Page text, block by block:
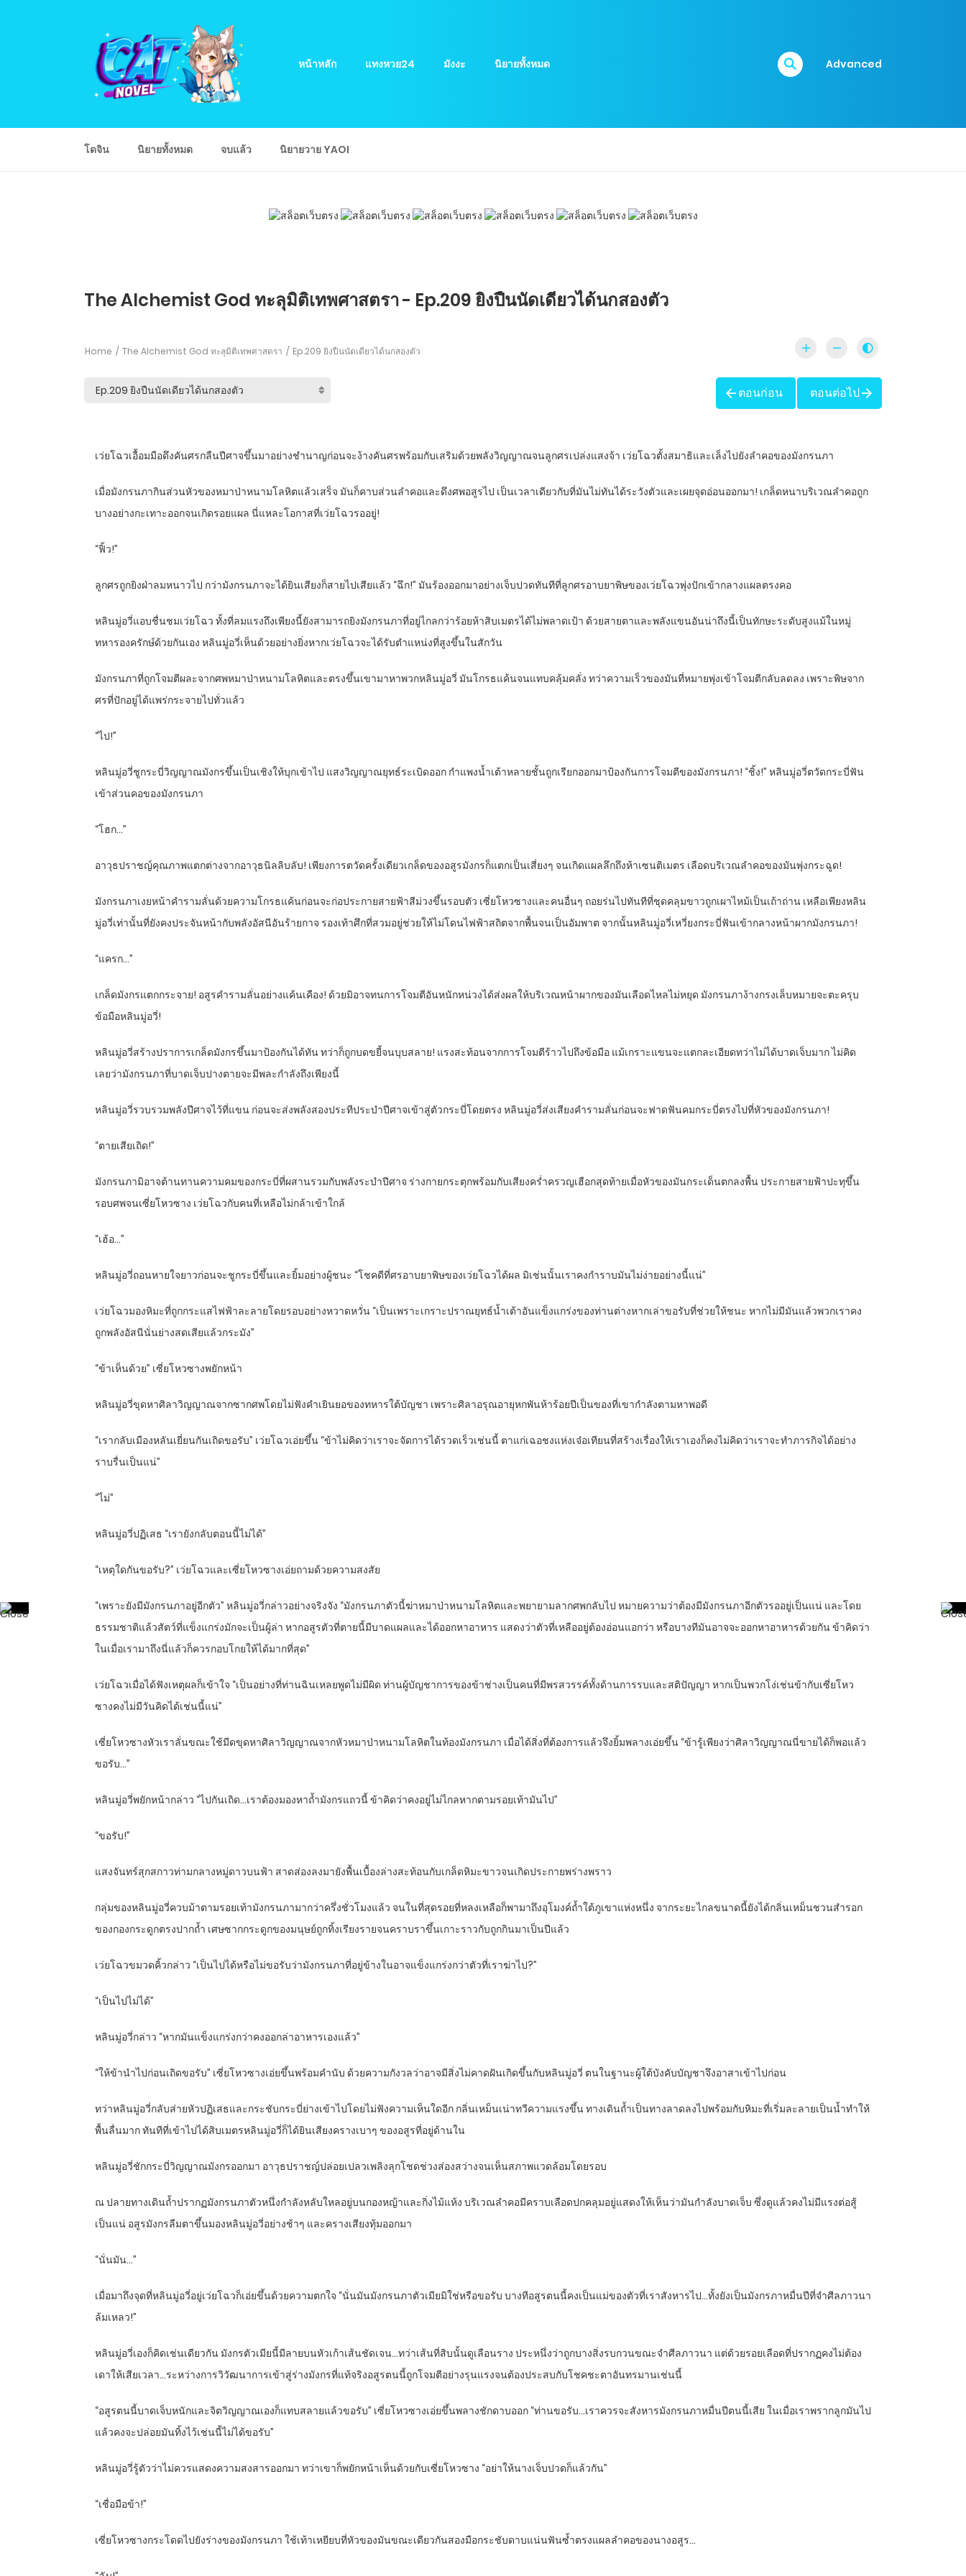
หน้าหลัก แทงหวย24 มังงะ นิยายทั้งหมด Advanced
โดจิน นิยายทั้งหมด จบแล้ว นิยายวาย YAOI
The Alchemist God ทะลุมิติเทพศาสตรา - Ep.209 ยิงปืนนัดเดียวได้นกสองตัว
Home The Alchemist God ทะลุมิติเทพศาสตรา Ep.209 ยิงปืนนัดเดียวได้นกสองตัว
ตอนก่อน ตอนต่อไป
เว่ยโฉวเอื้อมมือดึงคันศรกลืนปีศาจขึ้นมาอย่างชำนาญก่อนจะง้างคันศรพร้อมกับเสริมด้วยพลังวิญญาณจนลูกศรเปล่งแสงจ้า เว่ยโฉวตั้งสมาธิและเล็งไปยังลำคอของมังกรนภา
เมื่อมังกรนภากินส่วนหัวของหมาป่าหนามโลหิตแล้วเสร็จ มันก็คาบส่วนลำคอและดึงศพอสูรไป เป็นเวลาเดียวกับที่มันไม่ทันได้ระวังตัวและเผยจุดอ่อนออกมา! เกล็ดหนาบริเวณลำคอถูก
บางอย่างกะเทาะออกจนเกิดรอยแผล นี่แหละโอกาสที่เว่ยโฉวรออยู่!
“ฟิ้ว!”
ลูกศรถูกยิงฝ่าลมหนาวไป กว่ามังกรนภาจะได้ยินเสียงก็สายไปเสียแล้ว “ฉึก!” มันร้องออกมาอย่างเจ็บปวดทันทีที่ลูกศรอาบยาพิษของเว่ยโฉวพุ่งปักเข้ากลางแผลตรงคอ
หลินมู่อวี่แอบชื่นชมเว่ยโฉว ทั้งที่ลมแรงถึงเพียงนี้ยังสามารถยิงมังกรนภาที่อยู่ไกลกว่าร้อยห้าสิบเมตรได้ไม่พลาดเป้า ด้วยสายตาและพลังแขนอันน่าถึงนี้เป็นทักษะระดับสูงแม้ในหมู่
ทหารองครักษ์ด้วยกันเอง หลินมู่อวี่เห็นด้วยอย่างยิ่งหากเว่ยโฉวจะได้รับตำแหน่งที่สูงขึ้นในสักวัน
มังกรนภาที่ถูกโจมตีผละจากศพหมาป่าหนามโลหิตและตรงขึ้นเขามาหาพวกหลินมู่อวี่ มันโกรธแค้นจนแทบคลุ้มคลั่ง ทว่าความเร็วของมันที่หมายพุ่งเข้าโจมตีกลับลดลง เพราะพิษจาก
ศรที่ปักอยู่ได้แพร่กระจายไปทั่วแล้ว
“ไป!”
หลินมู่อวี่ชูกระบี่วิญญาณมังกรขึ้นเป็นเชิงให้บุกเข้าไป แสงวิญญาณยุทธ์ระเบิดออก กำแพงน้ำเต้าหลายชั้นถูกเรียกออกมาป้องกันการโจมตีของมังกรนภา! “ชิ้ง!” หลินมู่อวี่ตวัดกระบี่ฟัน
เข้าส่วนคอของมังกรนภา
“โฮก…”
อาวุธปราชญ์คุณภาพแตกต่างจากอาวุธนิลลิบลับ! เพียงการตวัดครั้งเดียวเกล็ดของอสูรมังกรก็แตกเป็นเสี่ยงๆ จนเกิดแผลลึกถึงห้าเซนติเมตร เลือดบริเวณลำคอของมันพุ่งกระฉูด!
มังกรนภาเงยหน้าคำรามลั่นด้วยความโกรธแค้นก่อนจะก่อประกายสายฟ้าสีม่วงขึ้นรอบตัว เซี่ยโหวซางและคนอื่นๆ ถอยร่นไปทันทีที่ชุดคลุมขาวถูกเผาไหม้เป็นเถ้าถ่าน เหลือเพียงหลิน
มู่อวี่เท่านั้นที่ยังคงประจันหน้ากับพลังอัสนีอันร้ายกาจ รองเท้าศึกที่สวมอยู่ช่วยให้ไม่โดนไฟฟ้าสถิตจากพื้นจนเป็นอัมพาต จากนั้นหลินมู่อวี่เหวี่ยงกระบี่ฟันเข้ากลางหน้าผากมังกรนภา!
“แครก…”
เกล็ดมังกรแตกกระจาย! อสูรคำรามลั่นอย่างแค้นเคือง! ด้วยมิอาจทนการโจมตีอันหนักหน่วงได้ส่งผลให้บริเวณหน้าผากของมันเลือดไหลไม่หยุด มังกรนภาง้างกรงเล็บหมายจะตะครุบ
ข้อมือหลินมู่อวี่!
หลินมู่อวี่สร้างปราการเกล็ดมังกรขึ้นมาป้องกันได้ทัน ทว่าก็ถูกบดขยี้จนบุบสลาย! แรงสะท้อนจากการโจมตีร้าวไปถึงข้อมือ แม้เกราะแขนจะแตกละเอียดทว่าไม่ได้บาดเจ็บมาก ไม่คิด
เลยว่ามังกรนภาที่บาดเจ็บปางตายจะมีพละกำลังถึงเพียงนี้
หลินมู่อวี่รวบรวมพลังปีศาจไว้ที่แขน ก่อนจะส่งพลังสองประทีประบำปีศาจเข้าสู่ตัวกระบี่โดยตรง หลินมู่อวี่ส่งเสียงคำรามลั่นก่อนจะฟาดฟันคมกระบี่ตรงไปที่หัวของมังกรนภา!
“ตายเสียเถิด!”
มังกรนภามิอาจต้านทานความคมของกระบี่ที่ผสานรวมกับพลังระบำปีศาจ ร่างกายกระตุกพร้อมกับเสียงคร่ำครวญเฮือกสุดท้ายเมื่อหัวของมันกระเด็นตกลงพื้น ประกายสายฟ้าปะทุขึ้น
รอบศพจนเซี่ยโหวซาง เว่ยโฉวกับคนที่เหลือไม่กล้าเข้าใกล้
“เฮ้อ…”
หลินมู่อวี่ถอนหายใจยาวก่อนจะชูกระบี่ขึ้นและยิ้มอย่างผู้ชนะ “โชคดีที่ศรอาบยาพิษของเว่ยโฉวได้ผล มิเช่นนั้นเราคงกำราบมันไม่ง่ายอย่างนี้แน่”
เว่ยโฉวมองหิมะที่ถูกกระแสไฟฟ้าละลายโดยรอบอย่างหวาดหวั่น “เป็นเพราะเกราะปราณยุทธ์น้ำเต้าอันแข็งแกร่งของท่านต่างหากเล่าขอรับที่ช่วยให้ชนะ หากไม่มีมันแล้วพวกเราคง
ถูกพลังอัสนีนั่นย่างสดเสียแล้วกระมัง”
“ข้าเห็นด้วย” เซี่ยโหวซางพยักหน้า
หลินมู่อวี่ขุดหาศิลาวิญญาณจากซากศพโดยไม่ฟังคำเยินยอของทหารใต้บัญชา เพราะศิลาอรุณอายุหกพันห้าร้อยปีเป็นของที่เขากำลังตามหาพอดี
“เรากลับเมืองหลันเยี่ยนกันเถิดขอรับ” เว่ยโฉวเอ่ยขึ้น “ข้าไม่คิดว่าเราจะจัดการได้รวดเร็วเช่นนี้ ตาแก่เฉอชงแห่งเจ๋อเทียนที่สร้างเรื่องให้เราเองก็คงไม่คิดว่าเราจะทำภารกิจได้อย่าง
ราบรื่นเป็นแน่”
“ไม่”
หลินมู่อวี่ปฏิเสธ “เรายังกลับตอนนี้ไม่ได้”
“เหตุใดกันขอรับ?” เว่ยโฉวและเซี่ยโหวซางเอ่ยถามด้วยความสงสัย
“เพราะยังมีมังกรนภาอยู่อีกตัว” หลินมู่อวี่กล่าวอย่างจริงจัง “มังกรนภาตัวนี้ฆ่าหมาป่าหนามโลหิตและพยายามลากศพกลับไป หมายความว่าต้องมีมังกรนภาอีกตัวรออยู่เป็นแน่ และโดย
ธรรมชาติแล้วสัตว์ที่แข็งแกร่งมักจะเป็นผู้ล่า หากอสูรตัวที่ตายนี้มีบาดแผลและได้ออกหาอาหาร แสดงว่าตัวที่เหลืออยู่ต้องอ่อนแอกว่า หรือบางทีมันอาจจะออกหาอาหารด้วยกัน ข้าคิดว่า
ในเมื่อเรามาถึงนี่แล้วก็ควรกอบโกยให้ได้มากที่สุด”
เว่ยโฉวเมื่อได้ฟังเหตุผลก็เข้าใจ “เป็นอย่างที่ท่านฉินเหลยพูดไม่มีผิด ท่านผู้บัญชาการของข้าช่างเป็นคนที่มีพรสวรรค์ทั้งด้านการรบและสติปัญญา หากเป็นพวกโง่เช่นข้ากับเซี่ยโหว
ซางคงไม่มีวันคิดได้เช่นนี้แน่”
เซี่ยโหวซางหัวเราลั่นขณะใช้มีดขุดหาศิลาวิญญาณจากหัวหมาป่าหนามโลหิตในท้องมังกรนภา เมื่อได้สิ่งที่ต้องการแล้วจึงยิ้มพลางเอ่ยขึ้น “ข้ารู้เพียงว่าศิลาวิญญาณนี่ขายได้ก็พอแล้ว
ขอรับ…”
หลินมู่อวี่พยักหน้ากล่าว “ไปกันเถิด…เราต้องมองหาถ้ำมังกรแถวนี้ ข้าคิดว่าคงอยู่ไม่ไกลหากตามรอยเท้ามันไป”
“ขอรับ!”
แสงจันทร์สุกสกาวท่ามกลางหมู่ดาวบนฟ้า สาดส่องลงมายังพื้นเบื้องล่างสะท้อนกับเกล็ดหิมะขาวจนเกิดประกายพร่างพราว
กลุ่มของหลินมู่อวี่ควบม้าตามรอยเท้ามังกรนภามากว่าครึ่งชั่วโมงแล้ว จนในที่สุดรอยที่หลงเหลือก็พามาถึงอุโมงค์ถ้ำใต้ภูเขาแห่งหนึ่ง จากระยะไกลขนาดนี้ยังได้กลิ่นเหม็นชวนสำรอก
ของกองกระดูกตรงปากถ้ำ เศษซากกระดูกของมนุษย์ถูกทิ้งเรียงรายจนคราบราขึ้นเกาะราวกับถูกกินมาเป็นปีแล้ว
เว่ยโฉวขมวดคิ้วกล่าว “เป็นไปได้หรือไม่ขอรับว่ามังกรนภาที่อยู่ข้างในอาจแข็งแกร่งกว่าตัวที่เราฆ่าไป?”
“เป็นไปไม่ได้”
หลินมู่อวี่กล่าว “หากมันแข็งแกร่งกว่าคงออกล่าอาหารเองแล้ว”
“ให้ข้านำไปก่อนเถิดขอรับ” เซี่ยโหวซางเอ่ยขึ้นพร้อมคำนับ ด้วยความกังวลว่าอาจมีสิ่งไม่คาดฝันเกิดขึ้นกับหลินมู่อวี่ ตนในฐานะผู้ใต้บังคับบัญชาจึงอาสาเข้าไปก่อน
ทว่าหลินมู่อวี่กลับส่ายหัวปฏิเสธและกระชับกระบี่ย่างเข้าไปโดยไม่ฟังความเห็นใดอีก กลิ่นเหม็นเน่าทวีความแรงขึ้น ทางเดินถ้ำเป็นทางลาดลงไปพร้อมกับหิมะที่เริ่มละลายเป็นน้ำทำให้
พื้นลื่นมาก ทันทีที่เข้าไปได้สิบเมตรหลินมู่อวี่ก็ได้ยินเสียงครางเบาๆ ของอสูรที่อยู่ด้านใน
หลินมู่อวี่ชักกระบี่วิญญาณมังกรออกมา อาวุธปราชญ์ปล่อยเปลวเพลิงลุกโชดช่วงส่องสว่างจนเห็นสภาพแวดล้อมโดยรอบ
ณ ปลายทางเดินถ้ำปรากฏมังกรนภาตัวหนึ่งกำลังหลับใหลอยู่บนกองหญ้าและกิ่งไม้แห้ง บริเวณลำคอมีคราบเลือดปกคลุมอยู่แสดงให้เห็นว่ามันกำลังบาดเจ็บ ซึ่งดูแล้วคงไม่มีแรงต่อสู้
เป็นแน่ อสูรมังกรลืมตาขึ้นมองหลินมู่อวี่อย่างช้าๆ และครางเสียงทุ้มออกมา
“นั่นมัน…”
เมื่อมาถึงจุดที่หลินมู่อวี่อยู่เว่ยโฉวก็เอ่ยขึ้นด้วยความตกใจ “นั่นมันมังกรนภาตัวเมียมิใช่หรือขอรับ บางทีอสูรตนนี้คงเป็นแม่ของตัวที่เราสังหารไป…ทั้งยังเป็นมังกรภาหมื่นปีที่จำศีลภาวนา
ล้มเหลว!”
หลินมู่อวี่เองก็คิดเช่นเดียวกัน มังกรตัวเมียนี้มีลายบนหัวเก้าเส้นชัดเจน…ทว่าเส้นที่สิบนั้นดูเลือนราง ประหนึ่งว่าถูกบางสิ่งรบกวนขณะจำศีลภาวนา แต่ด้วยรอยเลือดที่ปรากฏคงไม่ต้อง
เดาให้เสียเวลา…ระหว่างการวิวัฒนาการเข้าสู่ร่างมังกรที่แท้จริงอสูรตนนี้ถูกโจมตีอย่างรุนแรงจนต้องประสบกับโชคชะตาอันทรมานเช่นนี้
“อสูรตนนี้บาดเจ็บหนักและจิตวิญญาณเองก็แทบสลายแล้วขอรับ” เซี่ยโหวซางเอ่ยขึ้นพลางชักดาบออก “ท่านขอรับ…เราควรจะสังหารมังกรนภาหมื่นปีตนนี้เสีย ในเมื่อเราพรากลูกมันไป
แล้วคงจะปล่อยมันทิ้งไว้เช่นนี้ไม่ได้ขอรับ”
หลินมู่อวี่รู้ตัวว่าไม่ควรแสดงความสงสารออกมา ทว่าเขาก็พยักหน้าเห็นด้วยกับเซี่ยโหวซาง “อย่าให้นางเจ็บปวดก็แล้วกัน”
“เชื่อมือข้า!”
เซี่ยโหวซางกระโดดไปยังร่างของมังกรนภา ใช้เท้าเหยียบที่หัวของมันขณะเดียวกันสองมือกระชับดาบแน่นฟันซ้ำตรงแผลลำคอของนางอสูร…